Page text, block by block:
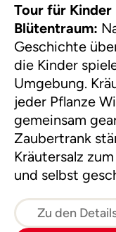
Tour für Kinder
Blütentraum:
Geschichte
die Kinder
Umgebung.
jeder Pflanze
gemeinsam
Zaubertrank
Kräutersalz
und selbst
Zu den